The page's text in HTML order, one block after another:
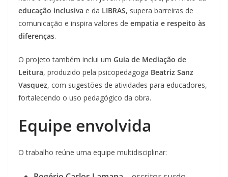
educação inclusiva e da LIBRAS, supera barreiras de
comunicação e inspira valores de empatia e respeito às
diferenças.
O projeto também inclui um Guia de Mediação de
Leitura, produzido pela psicopedagoga Beatriz Sanz
Vasquez, com sugestões de atividades para educadores,
fortalecendo o uso pedagógico da obra.
Equipe envolvida
O trabalho reúne uma equipe multidisciplinar: